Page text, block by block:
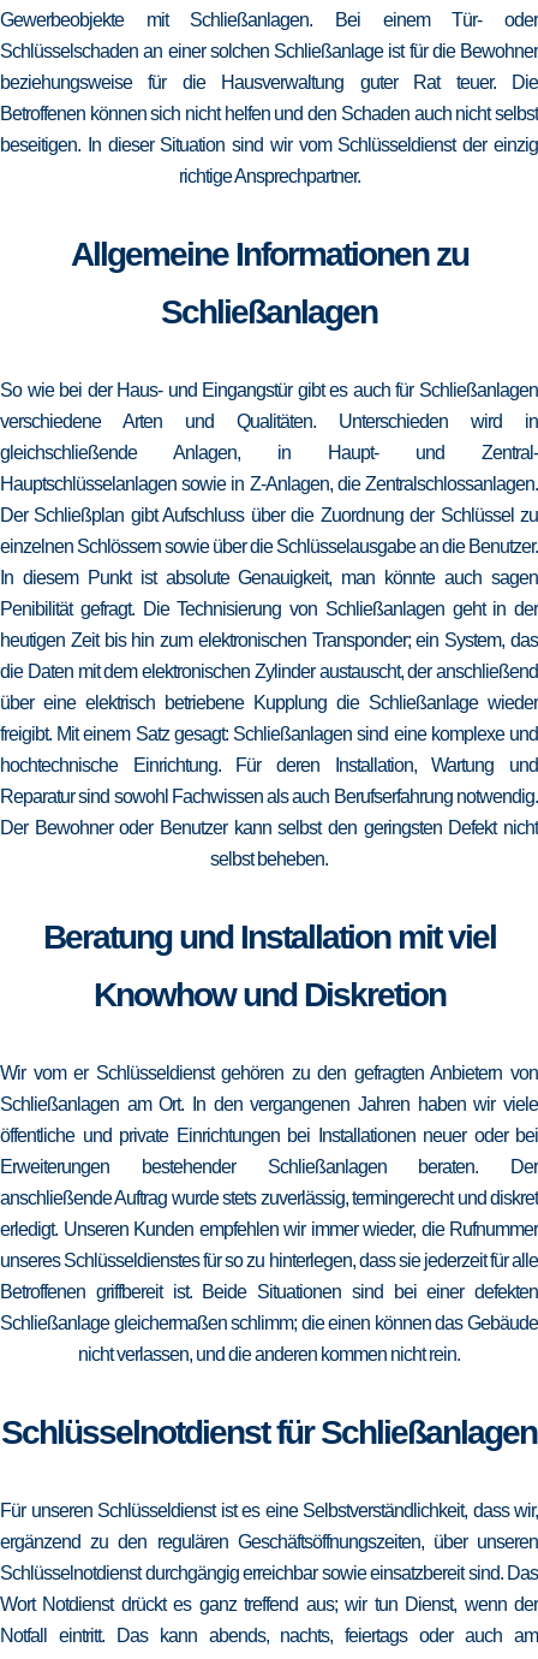
Gewerbeobjekte mit Schließanlagen. Bei einem Tür- oder
Schlüsselschaden an einer solchen Schließanlage ist für die Bewohner
beziehungsweise für die Hausverwaltung guter Rat teuer. Die
Betroffenen können sich nicht helfen und den Schaden auch nicht selbst
beseitigen. In dieser Situation sind wir vom Schlüsseldienst der einzig
richtige Ansprechpartner.
Allgemeine Informationen zu
Schließanlagen
So wie bei der Haus- und Eingangstür gibt es auch für Schließanlagen
verschiedene Arten und Qualitäten. Unterschieden wird in
gleichschließende Anlagen, in Haupt- und Zentral-
Hauptschlüsselanlagen sowie in Z-Anlagen, die Zentralschlossanlagen.
Der Schließplan gibt Aufschluss über die Zuordnung der Schlüssel zu
einzelnen Schlössern sowie über die Schlüsselausgabe an die Benutzer.
In diesem Punkt ist absolute Genauigkeit, man könnte auch sagen
Penibilität gefragt. Die Technisierung von Schließanlagen geht in der
heutigen Zeit bis hin zum elektronischen Transponder; ein System, das
die Daten mit dem elektronischen Zylinder austauscht, der anschließend
über eine elektrisch betriebene Kupplung die Schließanlage wieder
freigibt. Mit einem Satz gesagt: Schließanlagen sind eine komplexe und
hochtechnische Einrichtung. Für deren Installation, Wartung und
Reparatur sind sowohl Fachwissen als auch Berufserfahrung notwendig.
Der Bewohner oder Benutzer kann selbst den geringsten Defekt nicht
selbst beheben.
Beratung und Installation mit viel
Knowhow und Diskretion
Wir vom er Schlüsseldienst gehören zu den gefragten Anbietern von
Schließanlagen am Ort. In den vergangenen Jahren haben wir viele
öffentliche und private Einrichtungen bei Installationen neuer oder bei
Erweiterungen bestehender Schließanlagen beraten. Der
anschließende Auftrag wurde stets zuverlässig, termingerecht und diskret
erledigt. Unseren Kunden empfehlen wir immer wieder, die Rufnummer
unseres Schlüsseldienstes für so zu hinterlegen, dass sie jederzeit für alle
Betroffenen griffbereit ist. Beide Situationen sind bei einer defekten
Schließanlage gleichermaßen schlimm; die einen können das Gebäude
nicht verlassen, und die anderen kommen nicht rein.
Schlüsselnotdienst für Schließanlagen
Für unseren Schlüsseldienst ist es eine Selbstverständlichkeit, dass wir,
ergänzend zu den regulären Geschäftsöffnungszeiten, über unseren
Schlüsselnotdienst durchgängig erreichbar sowie einsatzbereit sind. Das
Wort Notdienst drückt es ganz treffend aus; wir tun Dienst, wenn der
Notfall eintritt. Das kann abends, nachts, feiertags oder auch am